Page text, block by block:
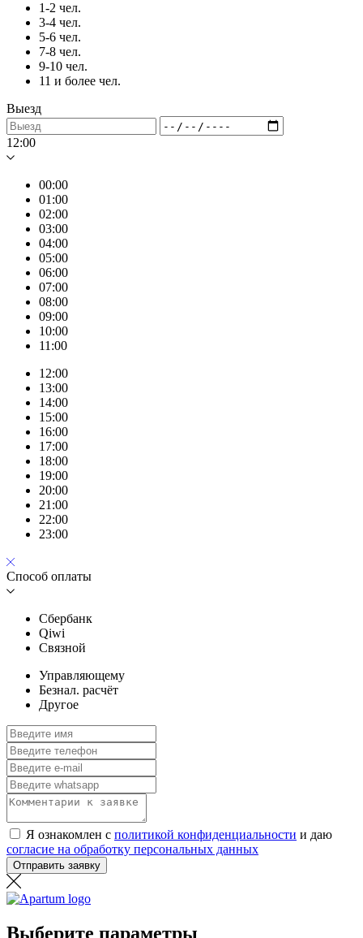
1-2 чел.
3-4 чел.
5-6 чел.
7-8 чел.
9-10 чел.
11 и более чел.
Выезд
12:00
00:00
01:00
02:00
03:00
04:00
05:00
06:00
07:00
08:00
09:00
10:00
11:00
12:00
13:00
14:00
15:00
16:00
17:00
18:00
19:00
20:00
21:00
22:00
23:00
Способ оплаты
Сбербанк
Qiwi
Связной
Управляющему
Безнал. расчёт
Другое
Я ознакомлен с политикой конфиденциальности и даю
согласие на обработку персональных данных
Отправить заявку
Выберите параметры